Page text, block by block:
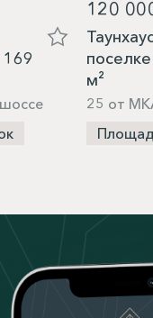
169
120
м²
25 от